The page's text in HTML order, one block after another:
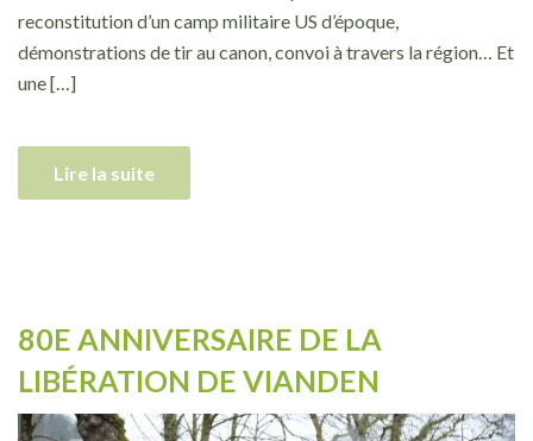
reconstitution d’un camp militaire US d’époque,
démonstrations de tir au canon, convoi à travers la région… Et
une […]
Lire la suite
80E ANNIVERSAIRE DE LA
LIBÉRATION DE VIANDEN